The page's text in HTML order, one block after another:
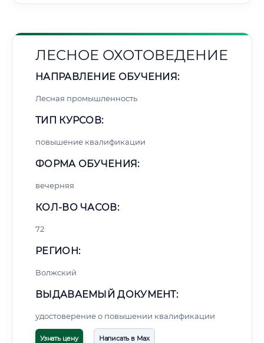
ЛЕСНОЕ ОХОТОВЕДЕНИЕ
НАПРАВЛЕНИЕ ОБУЧЕНИЯ:
Лесная промышленность
ТИП КУРСОВ:
повышение квалификации
ФОРМА ОБУЧЕНИЯ:
вечерняя
КОЛ-ВО ЧАСОВ:
72
РЕГИОН:
Волжский
ВЫДАВАЕМЫЙ ДОКУМЕНТ:
удостоверение о повышении квалификации
Узнать цену Написать в Max